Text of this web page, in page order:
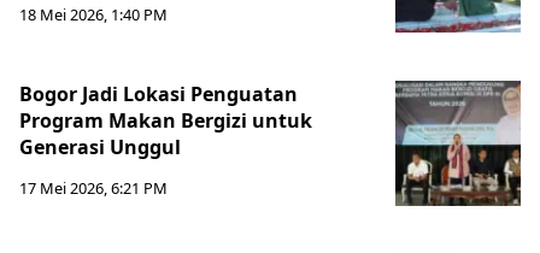
18 Mei 2026, 1:40 PM
Bogor Jadi Lokasi Penguatan
Program Makan Bergizi untuk
Generasi Unggul
17 Mei 2026, 6:21 PM